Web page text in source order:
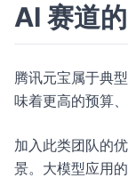
AI 赛道
腾讯元宝属于典
味着更高的预算
加入此类团队的
景。大模型应用